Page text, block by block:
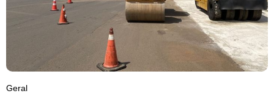
Geral